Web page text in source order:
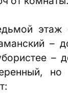
–
–
но